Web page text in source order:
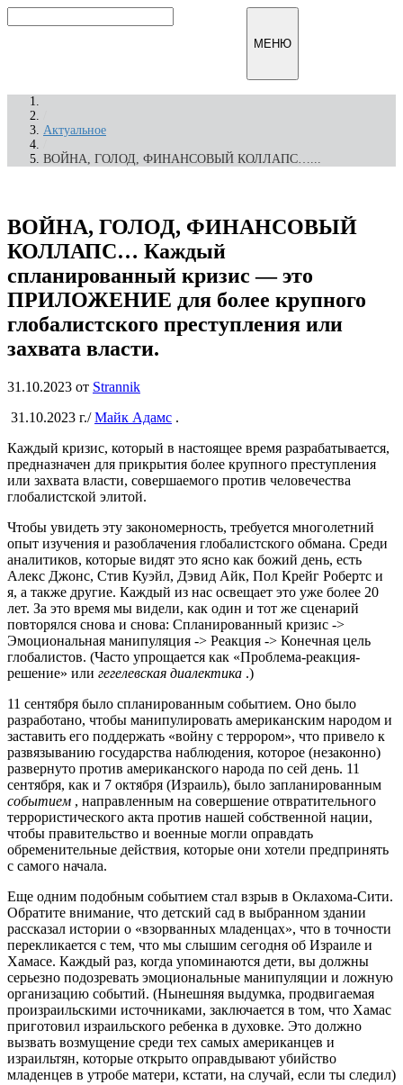
к
МЕНЮ
Актуальное
ВОЙНА, ГОЛОД, ФИНАНСОВЫЙ КОЛЛАПС…...
ВОЙНА, ГОЛОД, ФИНАНСОВЫЙ
КОЛЛАПС… Каждый
спланированный кризис — это
ПРИЛОЖЕНИЕ для более крупного
глобалистского преступления или
захвата власти.
31.10.2023 от Strannik
31.10.2023 г./Майк Адамс .
Каждый кризис, который в настоящее время разрабатывается,
предназначен для прикрытия более крупного преступления
или захвата власти, совершаемого против человечества
глобалистской элитой.
Чтобы увидеть эту закономерность, требуется многолетний
опыт изучения и разоблачения глобалистского обмана. Среди
аналитиков, которые видят это ясно как божий день, есть
Алекс Джонс, Стив Куэйл, Дэвид Айк, Пол Крейг Робертс и
я, а также другие. Каждый из нас освещает это уже более 20
лет. За это время мы видели, как один и тот же сценарий
повторялся снова и снова: Спланированный кризис ->
Эмоциональная манипуляция -> Реакция -> Конечная цель
глобалистов. (Часто упрощается как «Проблема-реакция-
решение» или гегелевская диалектика .)
11 сентября было спланированным событием. Оно было
разработано, чтобы манипулировать американским народом и
заставить его поддержать «войну с террором», что привело к
развязыванию государства наблюдения, которое (незаконно)
развернуто против американского народа по сей день. 11
сентября, как и 7 октября (Израиль), было запланированным
событием , направленным на совершение отвратительного
террористического акта против нашей собственной нации,
чтобы правительство и военные могли оправдать
обременительные действия, которые они хотели предпринять
с самого начала.
Еще одним подобным событием стал взрыв в Оклахома-Сити.
Обратите внимание, что детский сад в выбранном здании
рассказал истории о «взорванных младенцах», что в точности
перекликается с тем, что мы слышим сегодня об Израиле и
Хамасе. Каждый раз, когда упоминаются дети, вы должны
серьезно подозревать эмоциональные манипуляции и ложную
организацию событий. (Нынешняя выдумка, продвигаемая
произраильскими источниками, заключается в том, что Хамас
приготовил израильского ребенка в духовке. Это должно
вызвать возмущение среди тех самых американцев и
израильтян, которые открыто оправдывают убийство
младенцев в утробе матери, кстати, на случай, если ты следил)